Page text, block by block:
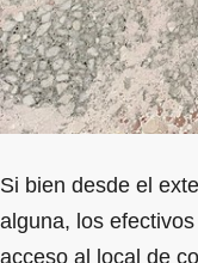
Si bien desde el
alguna, los
acceso al local de